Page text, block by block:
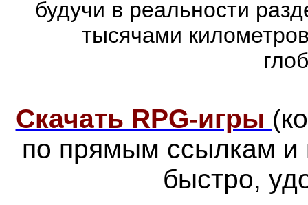
будучи в реальности
тысячами
Скачать RPG-игры
по прямым ссылкам и
быстро,